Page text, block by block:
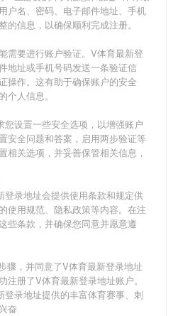
户名、密码、电子邮件地址、手机
信息，以确保顺利完成注册。
需要进行账户验证。 V体育最新登
地址或手机号码发送一条验证信
操作。这有助于确保账户的安全
个人信息。
您设置一些安全选项，以增强账户
安全问题和答案，启用两步验证等
相关选项，并妥善保管相关信息，
登录地址会提供使用条款和规定供
使用规范、隐私政策等内容。在注
些条款，并确保您同意并愿意遵
骤，并同意了V体育最新登录地址
注册了V体育最新登录地址账户。
登录地址提供的丰富体育赛事、刺
奋